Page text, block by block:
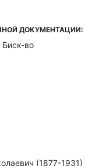
ДОКУМЕНТАЦИИ:
Биск-во
(1877-1931)